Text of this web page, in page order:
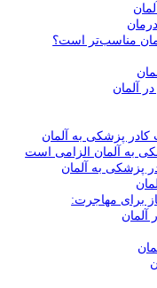
مناسب‌تر است؟
آلمان
پزشکی به آلمان
به آلمان الزامی است
پزشکی به آلمان
برای مهاجرت:
آلمان